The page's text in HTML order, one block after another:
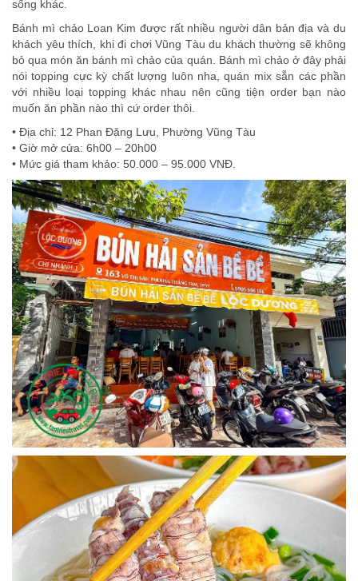
sống khác.
Bánh mì chảo Loan Kim được rất nhiều người dân bản địa và du
khách yêu thích, khi đi chơi Vũng Tàu du khách thường sẽ không
bỏ qua món ăn bánh mì chảo của quán. Bánh mì chảo ở đây phải
nói topping cực kỳ chất lượng luôn nha, quán mix sẵn các phần
với nhiều loại topping khác nhau nên cũng tiện order bạn nào
muốn ăn phần nào thì cứ order thôi.
• Địa chỉ: 12 Phan Đăng Lưu, Phường Vũng Tàu
• Giờ mở cửa: 6h00 – 20h00
• Mức giá tham khảo: 50.000 – 95.000 VNĐ.